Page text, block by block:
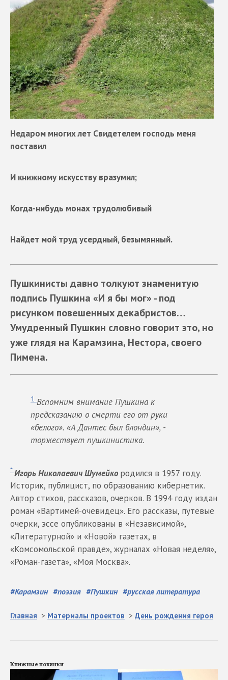
Недаром многих лет Свидетелем господь меня
поставил
И книжному искусству вразумил;
Когда-нибудь монах трудолюбивый
Найдет мой труд усердный, безымянный.
Пушкинисты давно толкуют знаменитую
подпись Пушкина «И я бы мог» - под
рисунком повешенных декабристов…
Умудренный Пушкин словно говорит это, но
уже глядя на Карамзина, Нестора, своего
Пимена.
1 Вспомним внимание Пушкина к
предсказанию о смерти его от руки
«белого». «А Дантес был блондин», -
торжествует пушкинистика.
*Игорь Николаевич Шумейко родился в 1957 году.
Историк, публицист, по образованию кибернетик.
Автор стихов, рассказов, очерков. В 1994 году издан
роман «Вартимей-очевидец». Его рассказы, путевые
очерки, эссе опубликованы в «Независимой»,
«Литературной» и «Новой» газетах, в
«Комсомольской правде», журналах «Новая неделя»,
«Роман-газета», «Моя Москва».
#Карамзин #поэзия #Пушкин #русская литература
Главная > Материалы проектов > День рождения героя
Книжные новинки